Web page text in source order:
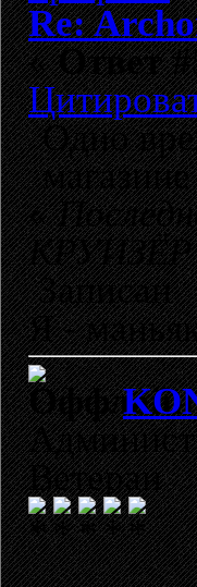
Re:
«Ответ
Одно
«
КРУИЗЁР
Записан
Я -
Ветеран